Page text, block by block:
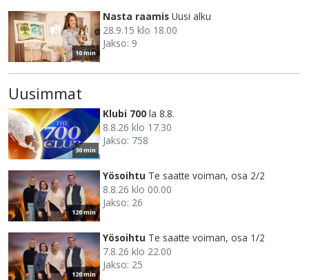
10 min
Nasta raamis Uusi alku
28.9.15 klo 18.00
Jakso: 9
Uusimmat
30 min
Klubi 700 la 8.8.
8.8.26 klo 17.30
Jakso: 758
120 min
Yösoihtu Te saatte voiman, osa 2/2
8.8.26 klo 00.00
Jakso: 26
120 min
Yösoihtu Te saatte voiman, osa 1/2
7.8.26 klo 22.00
Jakso: 25